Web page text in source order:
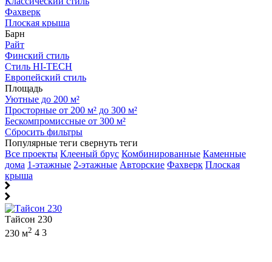
Фахверк
Плоская крыша
Барн
Райт
Финский стиль
Стиль HI-TECH
Европейский стиль
Площадь
Уютные до 200 м²
Просторные от 200 м² до 300 м²
Бескомпромиссные от 300 м²
Сбросить фильтры
Популярные теги свернуть теги
Все проекты Клееный брус Комбинированные Каменные
дома 1-этажные 2-этажные Авторские Фахверк Плоская
крыша
Тайсон 230
230 м2 4 3